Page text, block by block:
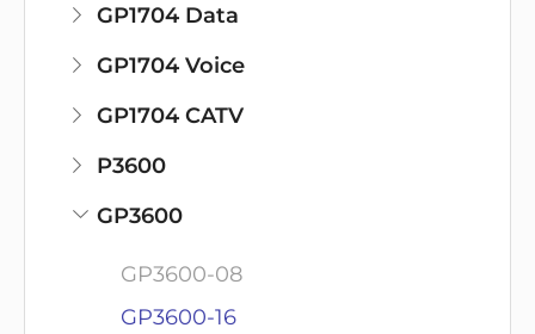
GP1704 Data
GP1704 Voice
GP1704 CATV
P3600
GP3600
GP3600-08
GP3600-16